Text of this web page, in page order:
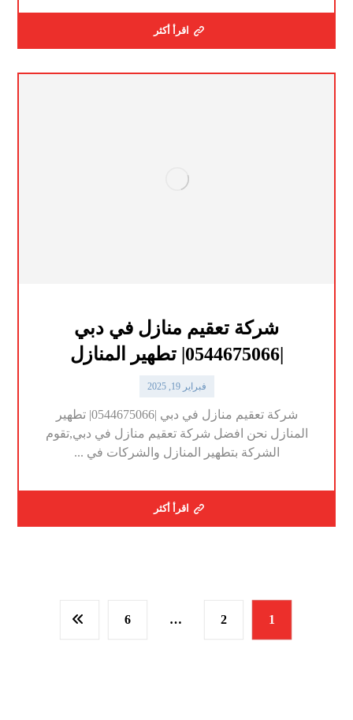
اقرأ أكثر
شركة تعقيم منازل في دبي
|0544675066| تطهير المنازل
فبراير 19, 2025
شركة تعقيم منازل في دبي |0544675066| تطهير
المنازل نحن افضل شركة تعقيم منازل في دبي,تقوم
الشركة بتطهير المنازل والشركات في ...
اقرأ أكثر
1
2
…
6